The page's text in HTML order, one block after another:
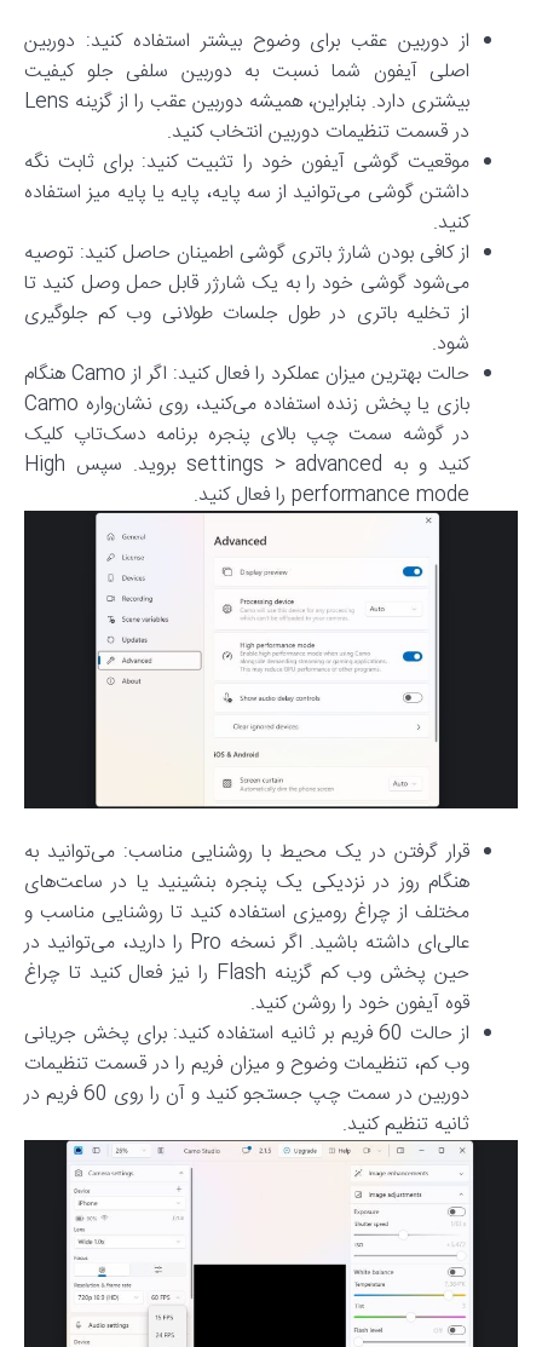
از دوربین عقب برای وضوح بیشتر استفاده کنید: دوربین
اصلی آیفون شما نسبت به دوربین سلفی جلو کیفیت
بیشتری دارد. بنابراین، همیشه دوربین عقب را از گزینه Lens
در قسمت تنظیمات دوربین انتخاب کنید.
موقعیت گوشی آیفون خود را تثبیت کنید: برای ثابت نگه
داشتن گوشی می‌توانید از سه پایه، پایه یا پایه میز استفاده
کنید.
از کافی بودن شارژ باتری گوشی اطمینان حاصل کنید: توصیه
می‌شود گوشی خود را به یک شارژر قابل حمل وصل کنید تا
از تخلیه باتری در طول جلسات طولانی وب کم جلوگیری
شود.
حالت بهترین میزان عملکرد را فعال کنید: اگر از Camo هنگام
بازی یا پخش زنده استفاده می‌کنید، روی نشان‌واره Camo
در گوشه سمت چپ بالای پنجره برنامه دسک‌تاپ کلیک
کنید و به settings > advanced بروید. سپس High
performance mode را فعال کنید.
قرار گرفتن در یک محیط با روشنایی مناسب: می‌توانید به
هنگام روز در نزدیکی یک پنجره بنشینید یا در ساعت‌های
مختلف از چراغ رومیزی استفاده کنید تا روشنایی مناسب و
عالی‌ای داشته باشید. اگر نسخه Pro را دارید، می‌توانید در
حین پخش وب کم گزینه Flash را نیز فعال کنید تا چراغ
قوه آیفون خود را روشن کنید.
از حالت 60 فریم بر ثانیه استفاده کنید: برای پخش جریانی
وب کم، تنظیمات وضوح و میزان فریم را در قسمت تنظیمات
دوربین در سمت چپ جستجو کنید و آن را روی 60 فریم در
ثانیه تنظیم کنید.